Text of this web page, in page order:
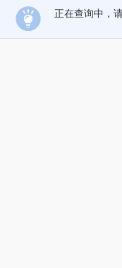
正在查询中，